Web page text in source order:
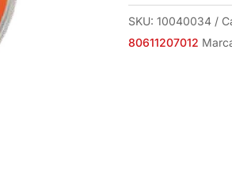
X
20mt
80611207012
SKU: 10040034
80611207012